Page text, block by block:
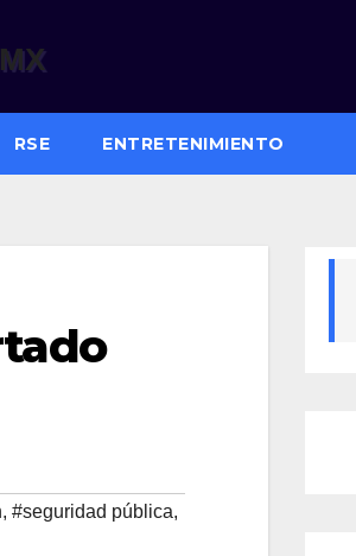
RSE ENTRETENIMIENTO
, #seguridad pública,